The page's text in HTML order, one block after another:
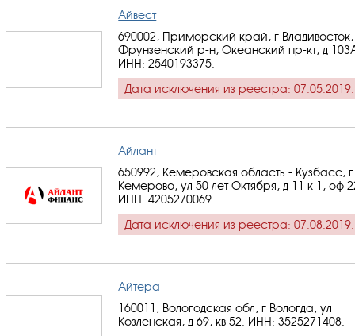
Айвест
690002, Приморский край, г Владивосток,
Фрунзенский р-н, Океанский пр-кт, д
ИНН: 2540193375
Дата исключения из реестра: 07.05.2019.
Айлант
650992, Кемеровская область - Кузбасс, г
Кемерово, ул 50 лет Октября, д 11 к 1, оф
ИНН: 4205270069
Дата исключения из реестра: 07.08.2019.
Айтера
160011, Вологодская обл, г Вологда, ул
Козленская, д 69, кв 52. ИНН: 3525271408